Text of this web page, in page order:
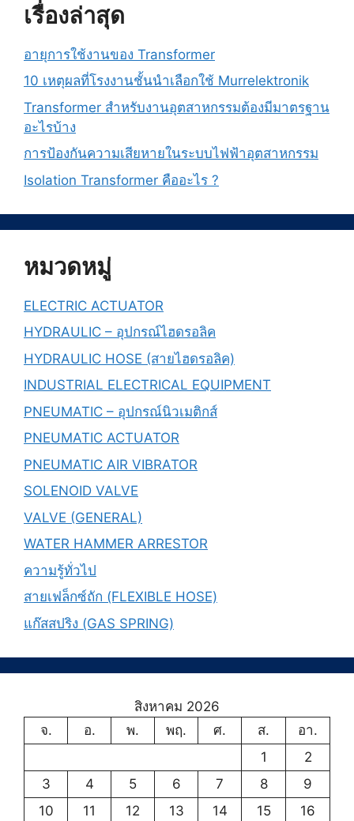
เรื่องล่าสุด
อายุการใช้งานของ Transformer
10 เหตุผลที่โรงงานชั้นนำเลือกใช้ Murrelektronik
Transformer สำหรับงานอุตสาหกรรมต้องมีมาตรฐาน
อะไรบ้าง
การป้องกันความเสียหายในระบบไฟฟ้าอุตสาหกรรม
Isolation Transformer คืออะไร ?
หมวดหมู่
ELECTRIC ACTUATOR
HYDRAULIC – อุปกรณ์ไฮดรอลิค
HYDRAULIC HOSE (สายไฮดรอลิค)
INDUSTRIAL ELECTRICAL EQUIPMENT
PNEUMATIC – อุปกรณ์นิวเมติกส์
PNEUMATIC ACTUATOR
PNEUMATIC AIR VIBRATOR
SOLENOID VALVE
VALVE (GENERAL)
WATER HAMMER ARRESTOR
ความรู้ทั่วไป
สายเฟล็กซ์ถัก (FLEXIBLE HOSE)
แก๊สสปริง (GAS SPRING)
สิงหาคม 2026
จ.
อ. พ. พฤ. ศ. ส.
อา.
1
2
3
4 5 6 7 8
9
10
11 12 13 14 15
16